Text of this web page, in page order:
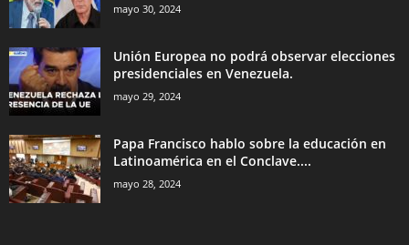
mayo 30, 2024
Unión Europea no podrá observar elecciones
presidenciales en Venezuela.
mayo 29, 2024
Papa Francisco hablo sobre la educación en
Latinoamérica en el Conclave....
mayo 28, 2024